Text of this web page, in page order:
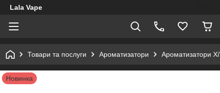
Lala Vape
Товари та послуги Ароматизатори Ароматизатори
Новинка